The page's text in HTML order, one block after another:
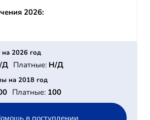
2026:
на 2026 год
Д Платные: Н/Д
на 2018 год
Платные: 100
в поступлении